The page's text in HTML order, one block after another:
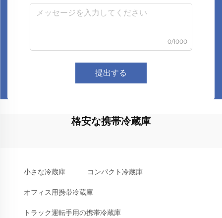
0/1000
提出する
格安な携帯冷蔵庫
小さな冷蔵庫 コンパクト冷蔵庫
オフィス用携帯冷蔵庫
トラック運転手用の携帯冷蔵庫